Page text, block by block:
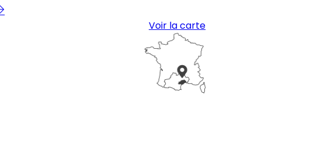
Voir la carte